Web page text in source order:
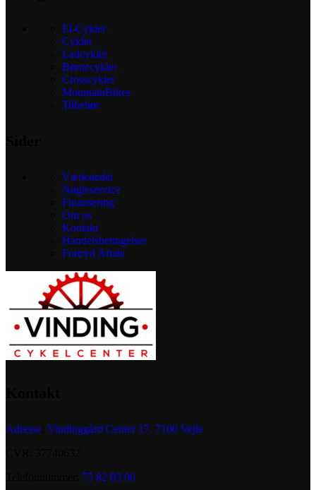
El-Cykler
Cykler
Ladcykler
Børnecykler
Crosscykler
MountainBikes
Tilbehør
Værkstedet
Nøgleservice
Finansering
Om os
Kontakt
Handelsbetingelser
Fortryd Aftale
Adresse Vindinggård Center 17, 7100 Vejle
75 82 03 06